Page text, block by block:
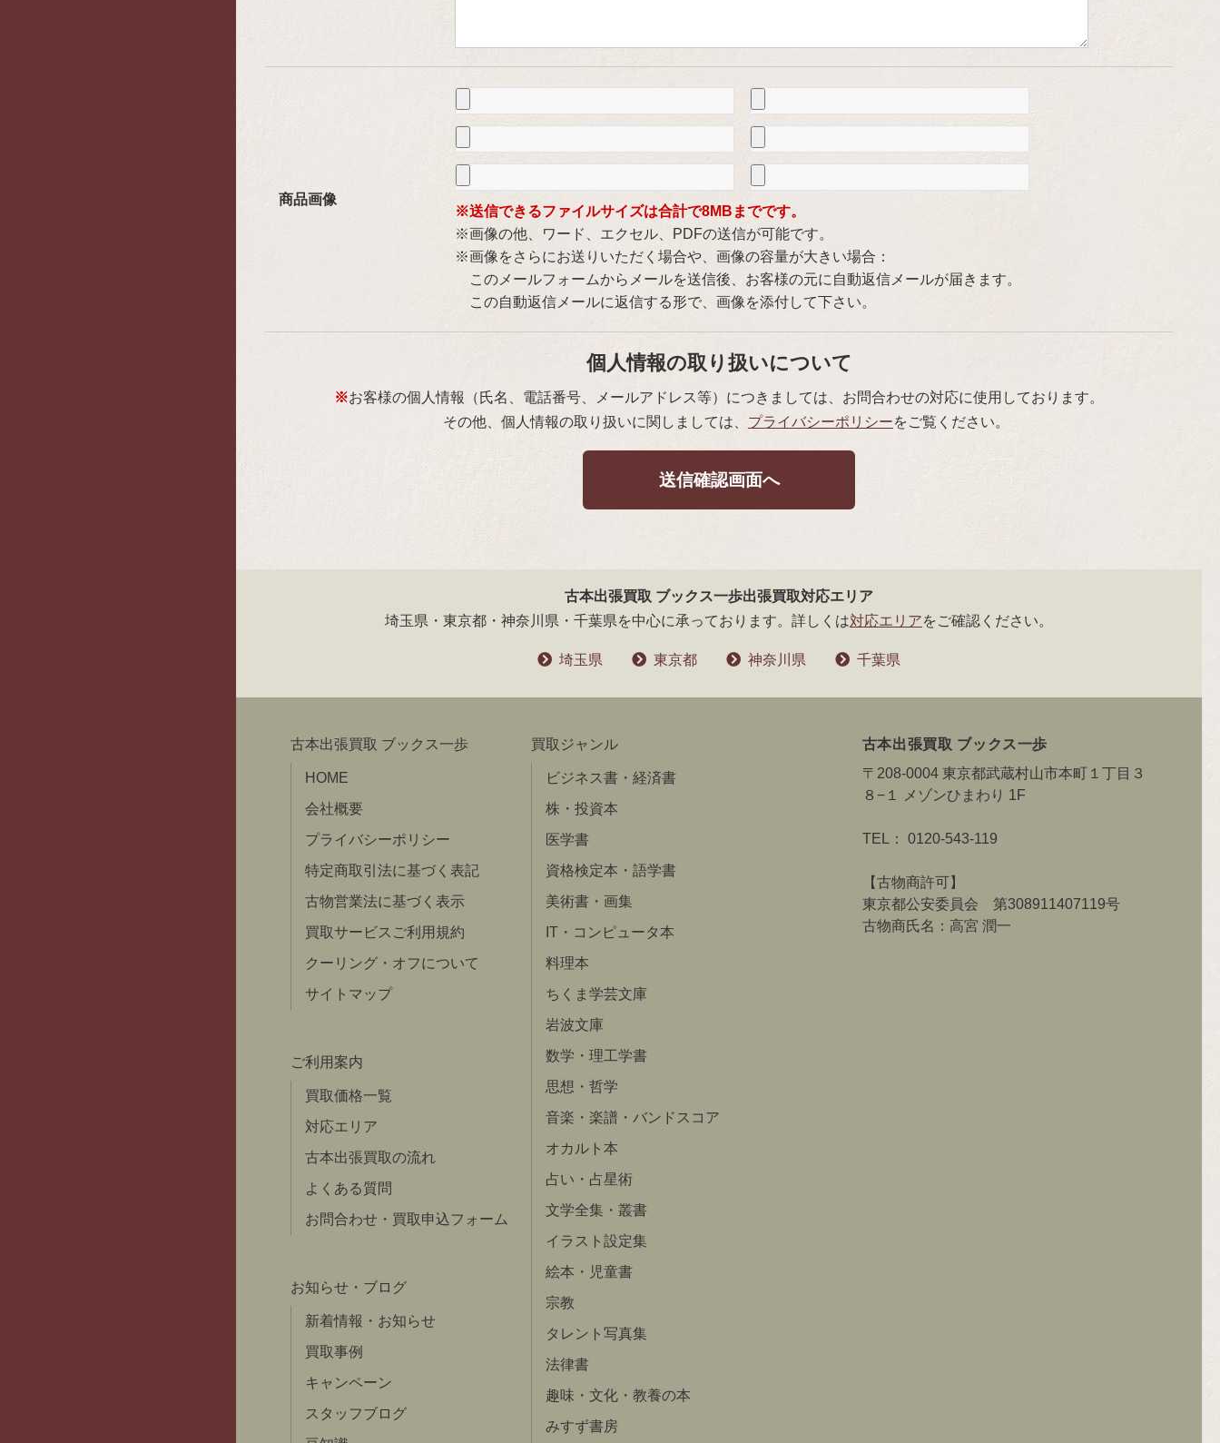
商品画像
※送信できるファイルサイズは合計で8MBまでです。
※画像の他、ワード、エクセル、PDFの送信が可能です。
※画像をさらにお送りいただく場合や、画像の容量が大きい場合：
このメールフォームからメールを送信後、お客様の元に自動返信メールが届きます。
この自動返信メールに返信する形で、画像を添付して下さい。
個人情報の取り扱いについて
※お客様の個人情報（氏名、電話番号、メールアドレス等）につきましては、お問合わせの対応に使用しております。
その他、個人情報の取り扱いに関しましては、 プライバシーポリシーをご覧ください。
古本出張買取 ブックス一歩出張買取対応エリア
埼玉県・東京都・神奈川県・千葉県を中心に承っております。詳しくは対応エリアをご確認ください。
埼玉県 東京都 神奈川県 千葉県
古本出張買取 ブックス一歩
HOME
会社概要
プライバシーポリシー
特定商取引法に基づく表記
古物営業法に基づく表示
買取サービスご利用規約
クーリング・オフについて
サイトマップ
買取ジャンル
ビジネス書・経済書
株・投資本
医学書
資格検定本・語学書
美術書・画集
IT・コンピュータ本
料理本
ちくま学芸文庫
岩波文庫
数学・理工学書
思想・哲学
音楽・楽譜・バンドスコア
オカルト本
占い・占星術
文学全集・叢書
イラスト設定集
絵本・児童書
宗教
タレント写真集
法律書
趣味・文化・教養の本
みすず書房
ご利用案内
買取価格一覧
対応エリア
古本出張買取の流れ
よくある質問
お問合わせ・買取申込フォーム
お知らせ・ブログ
新着情報・お知らせ
買取事例
キャンペーン
スタッフブログ
古本出張買取 ブックス一歩
〒208-0004 東京都武蔵村山市本町１丁目３
８−１ メゾンひまわり 1F
TEL： 0120-543-119
【古物商許可】
東京都公安委員会 第308911407119号
古物商氏名：高宮 潤一